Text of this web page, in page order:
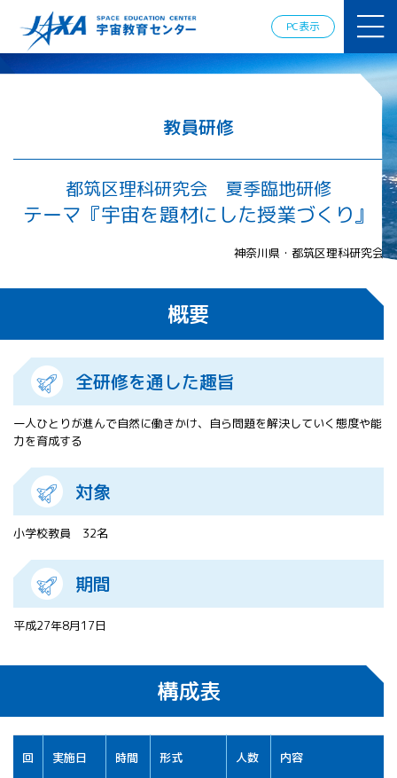
PC表示
ミー
ロスペース
情報の発
信
宇宙を活用
した教育実
践例
体験的学
提供（国
APRSAF（ア
関会議）宇
宙教育 for
All 分科会
APRSAF宇宙
分科会 年次
ISEB（国際
ISEB学生派
遣プログラ
ム
教員研修
都筑区理科研究会 夏季臨地研修
テーマ『宇宙を題材にした授業づくり』
神奈川県・都筑区理科研究会
概要
全研修を通した趣旨
一人ひとりが進んで自然に働きかけ、自ら問題を解決していく態度や能
力を育成する
対象
小学校教員 32名
期間
平成27年8月17日
構成表
回 実施日 時間 形式 人数 内容